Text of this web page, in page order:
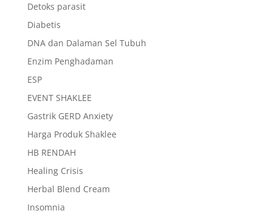
Detoks parasit
Diabetis
DNA dan Dalaman Sel Tubuh
Enzim Penghadaman
ESP
EVENT SHAKLEE
Gastrik GERD Anxiety
Harga Produk Shaklee
HB RENDAH
Healing Crisis
Herbal Blend Cream
Insomnia